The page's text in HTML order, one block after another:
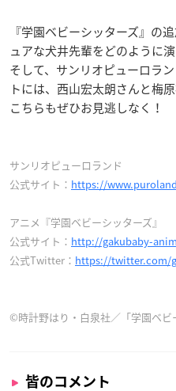
『学園ベビーシッターズ』の
ュアな犬井先輩をどのように
そして、サンリオピューロラ
トには、西山宏太朗さんと梅
こちらもぜひお見逃しなく！
サンリオピューロランド
公式サイト： https://
アニメ『学園ベビーシッターズ』
公式サイト： http://gakubaby-
公式Twitter： https://twitter.com/
©時計野はり・白泉社／「学園ベビ
皆のコメント